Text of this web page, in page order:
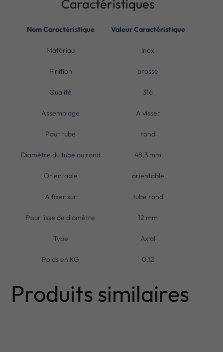
Caractéristiques
Nom Caractéristique Valeur Caractéristique
Matériau Inox
Finition brosse
Qualité 316
Assemblage A visser
Pour tube rond
Diamètre du tube ou rond 48,3 mm
Orientable orientable
A fixer sur tube rond
Pour lisse de diamètre 12 mm
Type Axial
Poids en KG 0.12
Produits similaires